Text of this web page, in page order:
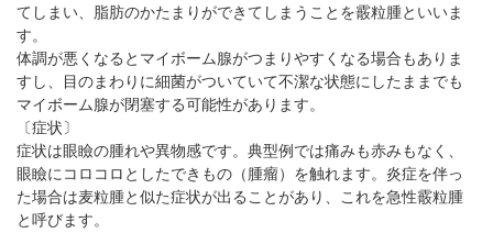
てしまい、脂肪のかたまりができてしまうことを霰粒腫といいま
す。
体調が悪くなるとマイボーム腺がつまりやすくなる場合もありま
すし、目のまわりに細菌がついていて不潔な状態にしたままでも
マイボーム腺が閉塞する可能性があります。
〔症状〕
症状は眼瞼の腫れや異物感です。典型例では痛みも赤みもなく、
眼瞼にコロコロとしたできもの（腫瘤）を触れます。炎症を伴っ
た場合は麦粒腫と似た症状が出ることがあり、これを急性霰粒腫
と呼びます。